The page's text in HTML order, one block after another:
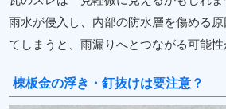
雨水が侵入し、内部の防水層を傷める
てしまうと、雨漏りへとつながる可能性
棟板金の浮き・釘抜けは要注意？